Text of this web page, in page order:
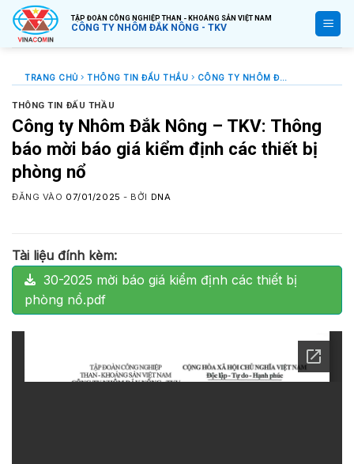
Bỏ
qua
nội
TẬP ĐOÀN CÔNG NGHIỆP THAN - KHOÁNG SẢN VIỆT NAM
CÔNG TY NHÔM ĐẮK NÔNG - TKV
TRANG CHỦ THÔNG TIN ĐẤU THẦU CÔNG TY NHÔM ĐẮK NÔNG – TKV: THÔNG BÁO MỜI BÁO GIÁ KIỂM ĐỊNH CÁC THIẾT BỊ PHÒNG NỔ
THÔNG TIN ĐẤU THẦU
Công ty Nhôm Đắk Nông – TKV: Thông
báo mời báo giá kiểm định các thiết bị
phòng nổ
ĐĂNG VÀO 07/01/2025 - BỞI DNA
Tài liệu đính kèm:
30-2025 mời báo giá kiểm định các thiết bị
phòng nổ.pdf